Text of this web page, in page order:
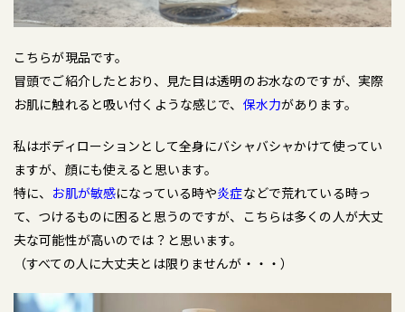
こちらが現品です。
冒頭でご紹介したとおり、見た目は透明のお水なのですが、実際
お肌に触れると吸い付くような感じで、 保水力があります。
私はボディローションとして全身にバシャバシャかけて使ってい
ますが、顔にも使えると思います。
特に、 お肌が敏感になっている時や炎症などで荒れている時っ
て、つけるものに困ると思うのですが、こちらは多くの人が大丈
夫な可能性が高いのでは？と思います。
（すべての人に大丈夫とは限りませんが・・・）